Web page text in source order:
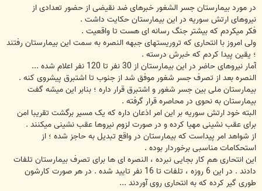
ت
ﺩﺭ ﻣﻮﺭﺩ ﺑﯿﻤﺎﺭﺳﺘﺎﻥ ﺟﺴﺮ ﺍﻟﺸﻐﻮﺭ ﺧﺒﺮﻫﺎﯼ ﺿﺪ ﻧﻘﯿﻀﯽ ﺍﺯ ﺣﻀﻮﺭ ﺗﻌﺪﺍﺩﯼ ﺍﺯ
ﻧﯿﺮﻭﻫﺎﯼ ﺍﺭﺗﺶ ﺳﻮﺭﯾﻪ ﺩﺭ ﺍﯾﻦ ﺑﯿﻤﺎﺭﺳﺘﺎﻥ ﺣﮑﺎﯾﺖ ﺩﺍﺷﺖ .
ﻓﮑﺮ ﻣﯿﮑﺮﺩﻡ ﮐﻪ ﺑﯿﺸﺘﺮ ﺟﻨﮓ ﺭﺳﺎﻧﻪ ﺍﯼ ﻫﺴﺖ ﺗﺎ ﻭﺍﻗﻌﯿﺖ .
ﻭﻟﯽ ﺍﻣﺮﻭﺯ ﺑﺎ ﺍﻧﺘﺤﺎﺭﯼ ﮐﻪ ﺗﺮﻭﺭﯾﺴﺘﻬﺎﯼ ﺟﺒﻬﻪ ﺍﻟﻨﺼﺮﻩ ﺑﻪ ﺳﻤﺖ ﺍﯾﻦ ﺑﯿﻤﺎﺭﺳﺘﺎﻥ ﺭﻓﺘﻨﺪ
؛ ﯾﻘﯿﻦ ﭘﯿﺪﺍ ﮐﺮﺩﻡ ﮐﻪ ﺧﺒﺮﺵ ﺩﺭﺳﺘﻪ .
ﺁﻣﺎﺭ ﻧﯿﺮﻭﻫﺎﯼ ﺣﺎﺿﺮ ﺩﺭ ﺍﯾﻦ ﺑﯿﻤﺎﺭﺳﺘﺎﻥ ﺍﺯ 30 ﻧﻔﺮ ﺗﺎ 120 ﻧﻔﺮ ﺍﻋﻼﻡ ﺷﺪﻩ ...
ﺍﻟﻨﺼﺮﻩ ﺑﻌﺪ ﺍﺯ ﺗﺼﺮﻑ ﺟﺴﺮ ﺷﻐﻮﺭ ﻣﻮﻓﻖ ﺷﺪ ﺍﺯ ﺟﻨﻮﺏ ﺗﺎ ﺍﺷﺘﺒﺮﻕ ﭘﯿﺸﺮﻭﯼ ﮐﻨﻪ .
ﺑﯿﻤﺎﺭﺳﺘﺎﻥ ﻣﻠﯽ ﺑﯿﻦ ﺟﺴﺮ ﺷﻐﻮﺭ ﻭ ﺍﺷﺘﺒﺮﻕ ﻗﺮﺍﺭ ﺩﺍﺭﻩ ؛ ﺑﻨﺎﺑﺮ ﺍﯾﻦ ﻣﯿﺸﻪ ﮔﻔﺖ
ﺑﯿﻤﺎﺭﺳﺘﺎﻥ ﺑﻪ ﻧﺤﻮﯼ ﺩﺭ ﻣﺤﺎﺻﺮﻩ ﻗﺮﺍﺭ ﮔﺮﻓﺘﻪ .
ﺍﻟﺒﺘﻪ ﺧﻮﺩ ﺍﺭﺗﺶ ﺳﻮﺭﯾﻪ ﺑﺮ ﺍﯾﻦ ﺍﻣﺮ ﺍﺫﻋﺎﻥ ﺩﺍﺭﻩ ﮐﻪ ﯾﮏ ﻣﺴﯿﺮ ﺑﺮﮔﺸﺖ ﺗﻘﺮﯾﺒﺎ ﺍﻣﻦ
ﺑﺮﺍﯼ ﻋﻘﺐ ﻧﺸﯿﻨﯽ ﻣﻬﯿﺎ ﮐﺮﺩﻩ ﻭ ﺩﺭ ﺻﻮﺭﺕ ﻟﺰﻭﻡ ﻧﯿﺮﻭﻫﺎ ﻋﻘﺐ ﻧﺸﯿﻨﯽ ﻣﯿﮑﻨﻨﺪ .
ﺍﺯ ﺷﻮﺍﻫﺪ ﺍﻣﺮ ﭘﯿﺪﺍﺳﺖ ﮐﻪ ﺑﯿﻤﺎﺭﺳﺘﺎﻥ ﺩﺭ ﻭﺍﻗﻊ ﺗﺒﺪﯾﻞ ﺑﻪ ﺣﺎﺟﺰ ﺷﺪﻩ ؛ ﺍﺯ
ﺍﺳﺘﺤﮑﺎﻣﺎﺕ ﻣﻨﺎﺳﺒﯽ ﺑﺮﺧﻮﺭﺩﺍﺭ ﺑﻮﺩﻩ .
ﺍﯾﻦ ﺍﻧﺘﺤﺎﺭﯼ ﻫﻢ ﮐﺎﺭ ﺑﺠﺎﯾﯽ ﻧﺒﺮﺩﻩ ، ﺍﻟﻨﺼﺮﻩ ﺍﯼ ﻫﺎ ﺑﺮﺍﯼ ﺗﺼﺮﻑ ﺑﯿﻤﺎﺭﺳﺘﺎﻥ ﺗﻠﻔﺎﺕ
ﺩﺍﺩﻧﺪ . ﺩﺭ ﺍﯾﻦ 6 ﺭﻭﺯﻩ ، ﺗﻠﻔﺎﺕ ﺗﺎ 16 ﻧﻔﺮ ﺗﺎﯾﯿﺪ ﺷﺪﻩ . ﺩﺭ ﻫﺮ ﺻﻮﺭﺕ ﮐﺎﺭﺷﻮﻥ
ﻃﻮﺭﯼ ﮔﯿﺮ ﮐﺮﺩﻩ ﮐﻪ ﺑﻪ ﺍﻧﺘﺤﺎﺭﯼ ﺭﻭﯼ ﺁﻭﺭﺩﻧﺪ ...